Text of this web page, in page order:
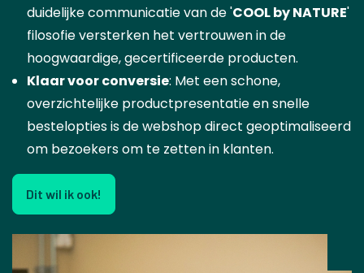
duidelijke communicatie van de 'COOL by NATURE'
filosofie versterken het vertrouwen in de
hoogwaardige, gecertificeerde producten.
Klaar voor conversie: Met een schone,
overzichtelijke productpresentatie en snelle
bestelopties is de webshop direct geoptimaliseerd
om bezoekers om te zetten in klanten.
Dit wil ik ook!